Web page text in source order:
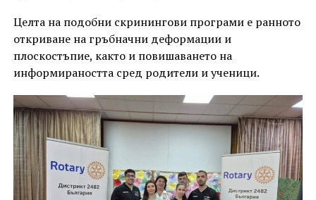
Целта на подобни скринингови програми е ранното
откриване на гръбначни деформации и
плоскостъпие, както и повишаването на
информираността сред родители и ученици.